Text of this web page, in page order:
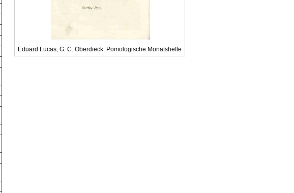
Eduard Lucas, G. C. Oberdieck: Pomologische Monatshefte